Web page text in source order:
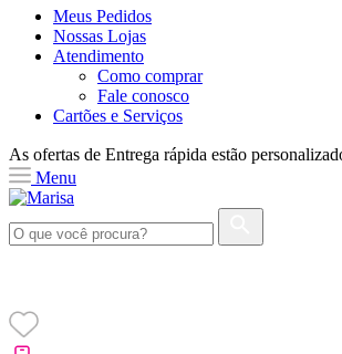
Meus Pedidos
Nossas Lojas
Atendimento
Como comprar
Fale conosco
Cartões e Serviços
As ofertas de Entrega rápida estão
Menu